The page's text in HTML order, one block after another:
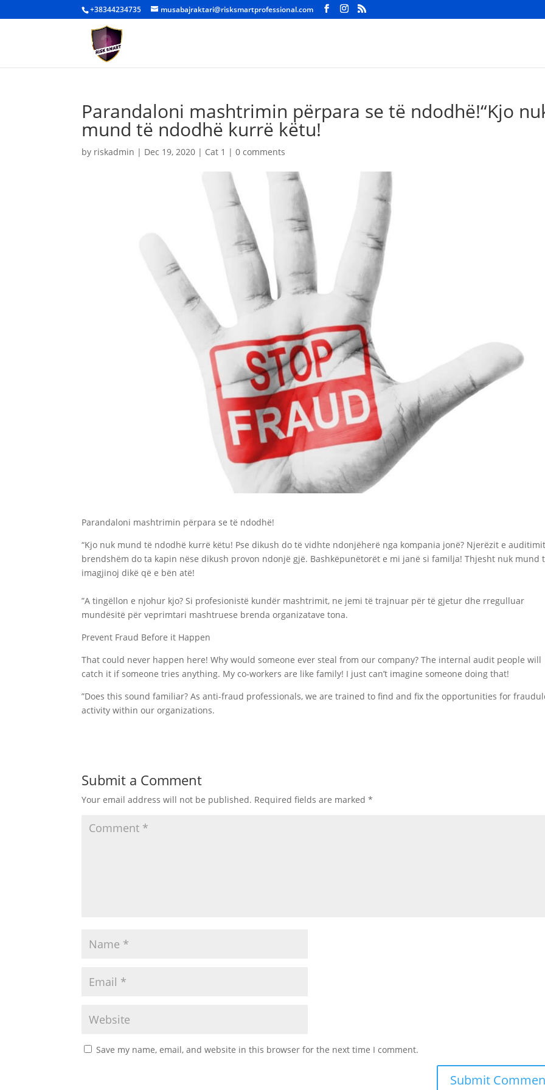
+38344234735 musabajraktari@risksmartprofessional.com
Parandaloni mashtrimin përpara se të ndodhë!“Kjo
mund të ndodhë kurrë këtu!
by riskadmin | Dec 19, 2020 | Cat 1 |0 comments
Parandaloni mashtrimin përpara se të ndodhë!
“Kjo nuk mund të ndodhë kurrë këtu! Pse dikush do të vidhte ndonjëherë nga kompania jonë? Njerëzit e
brendshëm do ta kapin nëse dikush provon ndonjë gjë. Bashkëpunëtorët e mi janë si familja! Thjesht nuk mund
imagjinoj dikë që e bën atë!
”A tingëllon e njohur kjo? Si profesionistë kundër mashtrimit, ne jemi të trajnuar për të gjetur dhe rregulluar
mundësitë për veprimtari mashtruese brenda organizatave tona.
Prevent Fraud Before it Happen
That could never happen here! Why would someone ever steal from our company? The internal audit people will
catch it if someone tries anything. My co-workers are like family! I just can’t imagine someone doing that!
”Does this sound familiar? As anti-fraud professionals, we are trained to find and fix the opportunities for
activity within our organizations.
Submit a Comment
Your email address will not be published. Required fields are marked*
Save my name, email, and website in this browser for the next time I comment.